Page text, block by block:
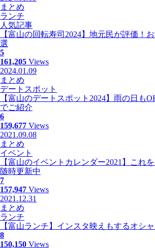
まとめ
ランチ
人気記事
【富山の回転寿司2024】地元民が評価！
選
5
161,205 Views
2024.01.09
まとめ
デートスポット
【富山のデートスポット2024】雨の日も
でご紹介
6
159,677 Views
2021.09.08
まとめ
イベント
【富山のイベントカレンダー2021】これ
随時更新中
7
157,947 Views
2021.12.31
まとめ
ランチ
【富山ランチ】インスタ映えもするオシ
8
150,150 Views